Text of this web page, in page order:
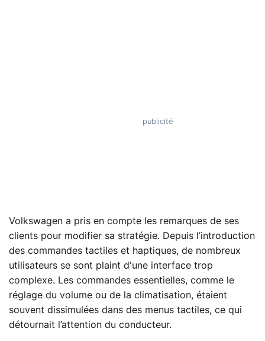
Volkswagen a pris en compte les remarques de ses
clients pour modifier sa stratégie. Depuis l’introduction
des commandes tactiles et haptiques, de nombreux
utilisateurs se sont plaint d'une interface trop
complexe. Les commandes essentielles, comme le
réglage du volume ou de la climatisation, étaient
souvent dissimulées dans des menus tactiles, ce qui
détournait l’attention du conducteur.